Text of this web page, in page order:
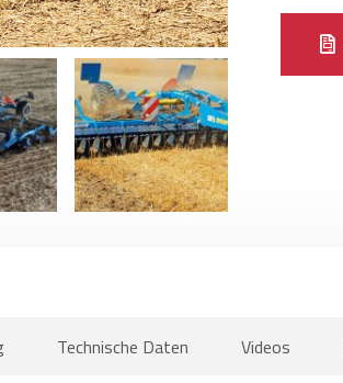
Technische Daten Videos